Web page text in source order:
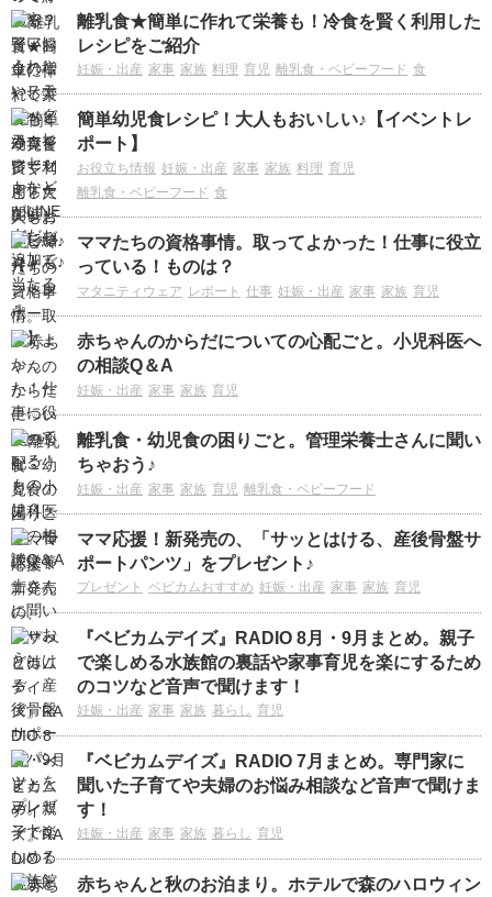
離乳食★簡単に作れて栄養も！冷食を賢く利用した
レシピをご紹介
妊娠・出産 家事 家族 料理 育児 離乳食・ベビーフード 食
簡単幼児食レシピ！大人もおいしい♪【イベントレ
ポート】
お役立ち情報 妊娠・出産 家事 家族 料理 育児
離乳食・ベビーフード 食
ママたちの資格事情。取ってよかった！仕事に役立
っている！ものは？
マタニティウェア レポート 仕事 妊娠・出産 家事 家族 育児
赤ちゃんのからだについての心配ごと。小児科医へ
の相談Q＆A
妊娠・出産 家事 家族 育児
離乳食・幼児食の困りごと。管理栄養士さんに聞い
ちゃおう♪
妊娠・出産 家事 家族 育児 離乳食・ベビーフード
ママ応援！新発売の、「サッとはける、産後骨盤サ
ポートパンツ」をプレゼント♪
プレゼント ベビカムおすすめ 妊娠・出産 家事 家族 育児
『ベビカムデイズ』RADIO 8月・9月まとめ。親子
で楽しめる水族館の裏話や家事育児を楽にするため
のコツなど音声で聞けます！
妊娠・出産 家事 家族 暮らし 育児
『ベビカムデイズ』RADIO 7月まとめ。専門家に
聞いた子育てや夫婦のお悩み相談など音声で聞けま
す！
妊娠・出産 家事 家族 暮らし 育児
赤ちゃんと秋のお泊まり。ホテルで森のハロウィン